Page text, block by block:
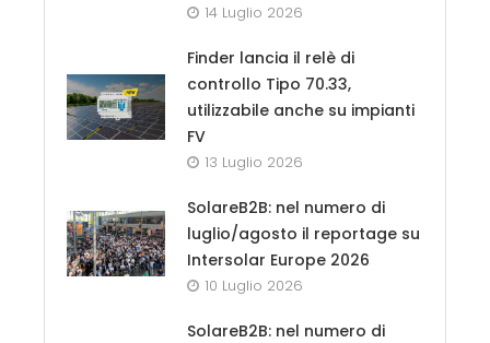
14 Luglio 2026
Finder lancia il relè di
controllo Tipo 70.33,
utilizzabile anche su impianti
FV
13 Luglio 2026
SolareB2B: nel numero di
luglio/agosto il reportage su
Intersolar Europe 2026
10 Luglio 2026
SolareB2B: nel numero di